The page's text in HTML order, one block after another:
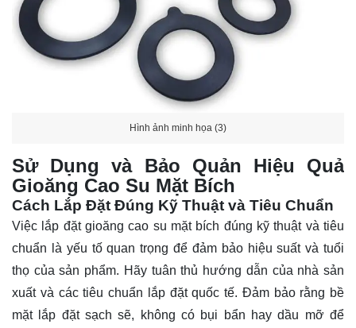
Hình ảnh minh họa (3)
Sử Dụng và Bảo Quản Hiệu Quả
Gioăng Cao Su Mặt Bích
Cách Lắp Đặt Đúng Kỹ Thuật và Tiêu Chuẩn
Việc lắp đặt gioăng cao su mặt bích đúng kỹ thuật và tiêu
chuẩn là yếu tố quan trọng để đảm bảo hiệu suất và tuổi
thọ của sản phẩm. Hãy tuân thủ hướng dẫn của nhà sản
xuất và các tiêu chuẩn lắp đặt quốc tế. Đảm bảo rằng bề
mặt lắp đặt sạch sẽ, không có bụi bẩn hay dầu mỡ để